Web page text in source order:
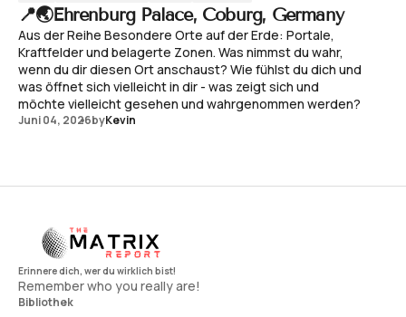
📍🌏Ehrenburg Palace, Coburg, Germany
Aus der Reihe Besondere Orte auf der Erde: Portale,
Kraftfelder und belagerte Zonen. Was nimmst du wahr,
wenn du dir diesen Ort anschaust? Wie fühlst du dich und
was öffnet sich vielleicht in dir - was zeigt sich und
möchte vielleicht gesehen und wahrgenommen werden?
Juni 04, 2026byKevin
Remember who you really are!
Bibliothek